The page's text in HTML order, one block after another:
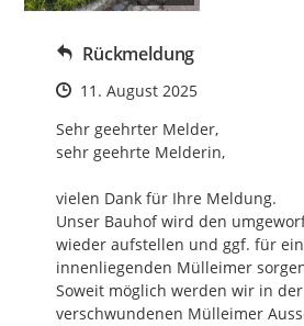
Rückmeldung
Zeitpunkt des Erstellens
11. August 2025
Sehr geehrter Melder,
sehr geehrte Melderin,
vielen Dank für Ihre Meldung.
Unser Bauhof wird den
wieder aufstellen und ggf. für
innenliegenden Mülleimer
Soweit möglich werden wir in
verschwundenen Mülleimer